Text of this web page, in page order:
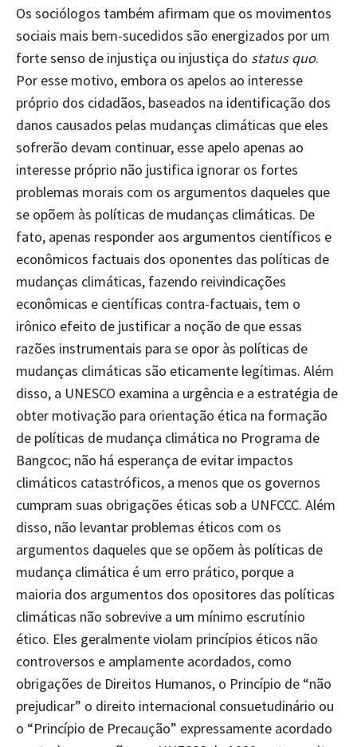
Os sociólogos também afirmam que os movimentos
sociais mais bem-sucedidos são energizados por um
forte senso de injustiça ou injustiça do status quo.
Por esse motivo, embora os apelos ao interesse
próprio dos cidadãos, baseados na identificação dos
danos causados pelas mudanças climáticas que eles
sofrerão devam continuar, esse apelo apenas ao
interesse próprio não justifica ignorar os fortes
problemas morais com os argumentos daqueles que
se opõem às políticas de mudanças climáticas. De
fato, apenas responder aos argumentos científicos e
econômicos factuais dos oponentes das políticas de
mudanças climáticas, fazendo reivindicações
econômicas e científicas contra-factuais, tem o
irônico efeito de justificar a noção de que essas
razões instrumentais para se opor às políticas de
mudanças climáticas são eticamente legítimas. Além
disso, a UNESCO examina a urgência e a estratégia de
obter motivação para orientação ética na formação
de políticas de mudança climática no Programa de
Bangcoc; não há esperança de evitar impactos
climáticos catastróficos, a menos que os governos
cumpram suas obrigações éticas sob a UNFCCC. Além
disso, não levantar problemas éticos com os
argumentos daqueles que se opõem às políticas de
mudança climática é um erro prático, porque a
maioria dos argumentos dos opositores das políticas
climáticas não sobrevive a um mínimo escrutínio
ético. Eles geralmente violam princípios éticos não
controversos e amplamente acordados, como
obrigações de Direitos Humanos, o Princípio de “não
prejudicar” o direito internacional consuetudinário ou
o “Princípio de Precaução” expressamente acordado